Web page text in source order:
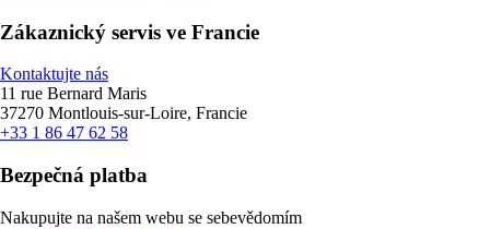
Zákaznický servis ve Francie
Kontaktujte nás
11 rue Bernard Maris
37270 Montlouis-sur-Loire, Francie
+33 1 86 47 62 58
Bezpečná platba
Nakupujte na našem webu se sebevědomím